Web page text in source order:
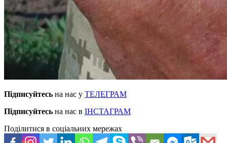
Підписуйтесь на нас у ТЕЛЕГРАМ
Підписуйтесь на нас в ІНСТАГРАМ
Поділитися в соціальних мережах